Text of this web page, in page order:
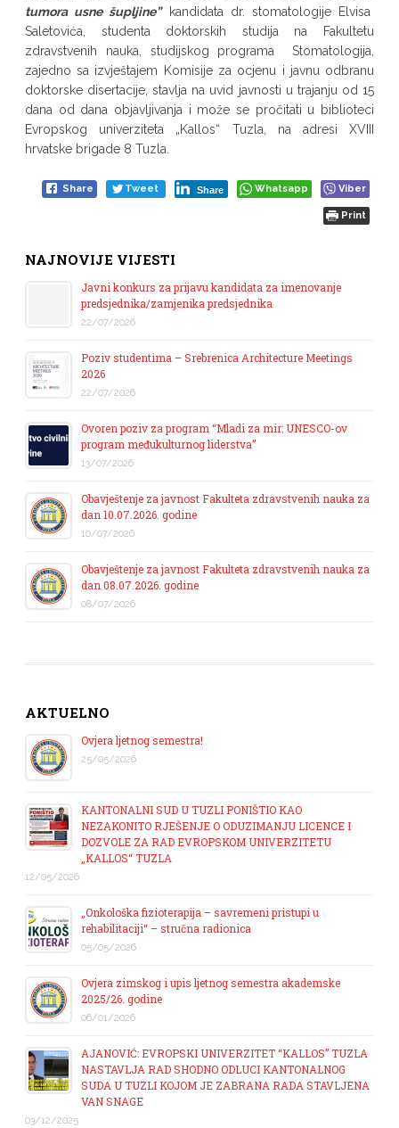
tumora usne šupljine”kandidata dr. stomatologije Elvisa
Saletovića, studenta doktorskih studija na Fakultetu
zdravstvenih nauka, studijskog programa Stomatologija,
zajedno sa izvještajem Komisije za ocjenu i javnu odbranu
doktorske disertacije, stavlja na uvid javnosti u trajanju od 15
dana od dana objavljivanja i može se pročitati u biblioteci
Evropskog univerziteta „Kallos“ Tuzla, na adresi XVIII
hrvatske brigade 8 Tuzla.
Share Tweet Share Whatsapp Viber
Print
NAJNOVIJE VIJESTI
Javni konkurs za prijavu kandidata za imenovanje
predsjednika/zamjenika predsjednika
22/07/2026
Poziv studentima – Srebrenica Architecture Meetings
2026
22/07/2026
Ovoren poziv za program “Mladi za mir: UNESCO-ov
program međukulturnog liderstva”
13/07/2026
Obavještenje za javnost Fakulteta zdravstvenih nauka za
dan 10.07.2026. godine
10/07/2026
Obavještenje za javnost Fakulteta zdravstvenih nauka za
dan 08.07.2026. godine
08/07/2026
AKTUELNO
Ovjera ljetnog semestra!
25/05/2026
KANTONALNI SUD U TUZLI PONIŠTIO KAO
NEZAKONITO RJEŠENJE O ODUZIMANJU LICENCE I
DOZVOLE ZA RAD EVROPSKOM UNIVERZITETU
„KALLOS“ TUZLA
12/05/2026
„Onkološka fizioterapija – savremeni pristupi u
rehabilitaciji“ – stručna radionica
05/05/2026
Ovjera zimskog i upis ljetnog semestra akademske
2025/26. godine
06/01/2026
AJANOVIĆ: EVROPSKI UNIVERZITET “KALLOS” TUZLA
NASTAVLJA RAD SHODNO ODLUCI KANTONALNOG
SUDA U TUZLI KOJOM JE ZABRANA RADA STAVLJENA
VAN SNAGE
03/12/2025